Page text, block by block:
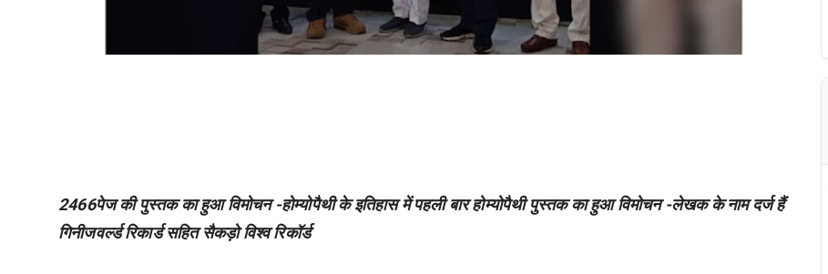
2466पेज की पुस्तक का हुआ विमोचन -होम्योपैथी के इतिहास में पहली बार होम्योपैथी पुस्तक का हुआ विमोचन -लेखक के नाम दर्ज हैं
गिनीजवर्ल्ड रिकार्ड सहित सैकड़ो विश्व रिकॉर्ड